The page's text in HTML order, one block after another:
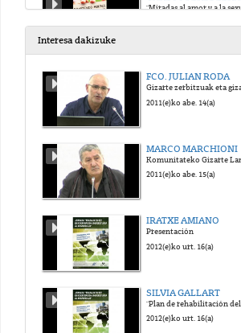
Interesa dakizuke
FCO. JULIAN RODA
2011(e)ko abe. 14(a)
MARCO MARCHIONI
2011(e)ko abe. 15(a)
IRATXE AMIANO
Presentación
2012(e)ko urt. 16(a)
SILVIA GALLART
2012(e)ko urt. 16(a)